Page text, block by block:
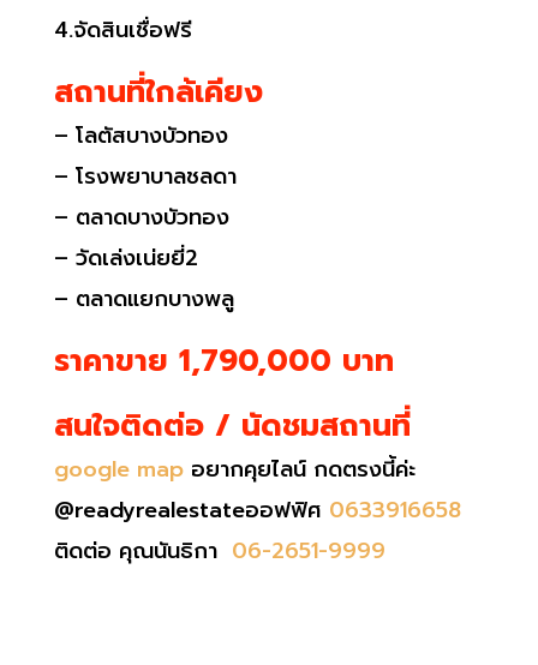
4.จัดสินเชื่อฟรี
สถานที่ใกล้เคียง
– โลตัสบางบัวทอง
– โรงพยาบาลชลดา
– ตลาดบางบัวทอง
– วัดเล่งเน่ยยี่2
– ตลาดแยกบางพลู
ราคาขาย 1,790,000 บาท
สนใจติดต่อ / นัดชมสถานที่
google mapอยากคุยไลน์ กดตรงนี้ค่ะ
@readyrealestateออฟฟิศ 0633916658
ติดต่อ คุณนันธิกา 06-2651-9999